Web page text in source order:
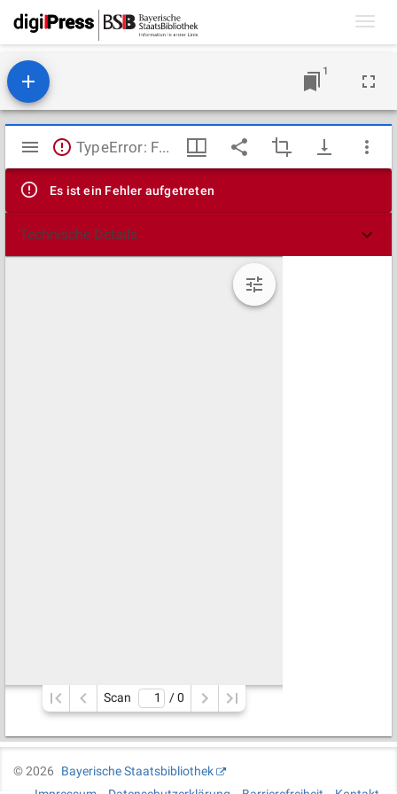
1
Mirador
Viewer
TypeError: Failed to fetch
Es ist ein Fehler aufgetreten
Technische Details
Scan / 0
©2026
Bayerische Staatsbibliothek